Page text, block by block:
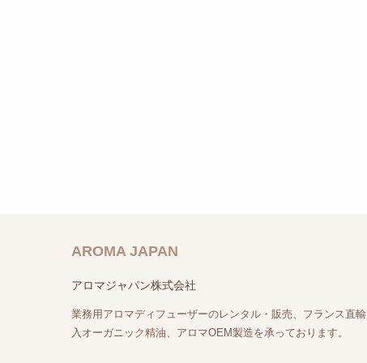
AROMA JAPAN
アロマジャパン株式会社
業務用アロマディフューザーのレンタル・販売、フランス直輸
入オーガニック精油、アロマOEM製造を承っております。